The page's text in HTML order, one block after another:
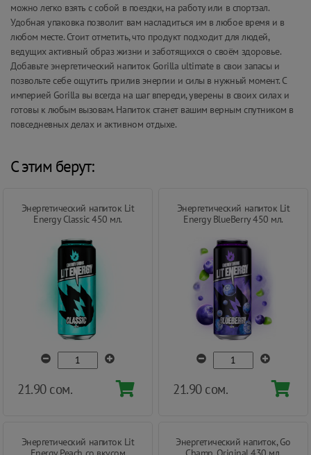
можно легко взять с собой в поездки, на работу или в спортзал.
Удобная упаковка позволит вам насладиться им в любое время и в
любом месте. Стоит отметить, что продукт подходит для людей,
ведущих активный образ жизни и заботящихся о своём здоровье.
Добавьте энергетический напиток Gorilla ultimate в свои запасы и
позвольте себе ощутить прилив энергии и силы в нужный момент. С
империей Gorilla вы всегда на шаг впереди, уверены в своих силах и
готовы к любым вызовам. Напиток станет вашим верным спутником в
повседневных делах и активном отдыхе.
С этим берут:
Энергетический напиток Lit
Energy Classic 450 мл.
21.90 сом.
Энергетический напиток Lit
Energy BlueBerry 450 мл.
21.90 сом.
Энергетический напиток Lit
Энергетический напиток, Go